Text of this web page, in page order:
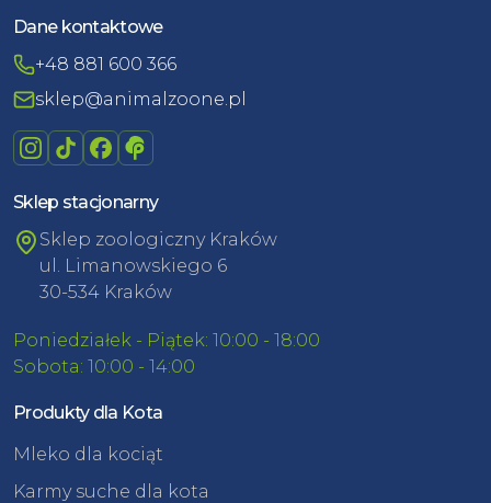
Dane kontaktowe
+48 881 600 366
sklep@animalzoone.pl
Sklep stacjonarny
Sklep zoologiczny Kraków
ul. Limanowskiego 6
30-534 Kraków
Poniedziałek - Piątek: 10:00 - 18:00
Sobota: 10:00 - 14:00
Produkty dla Kota
Mleko dla kociąt
Karmy suche dla kota